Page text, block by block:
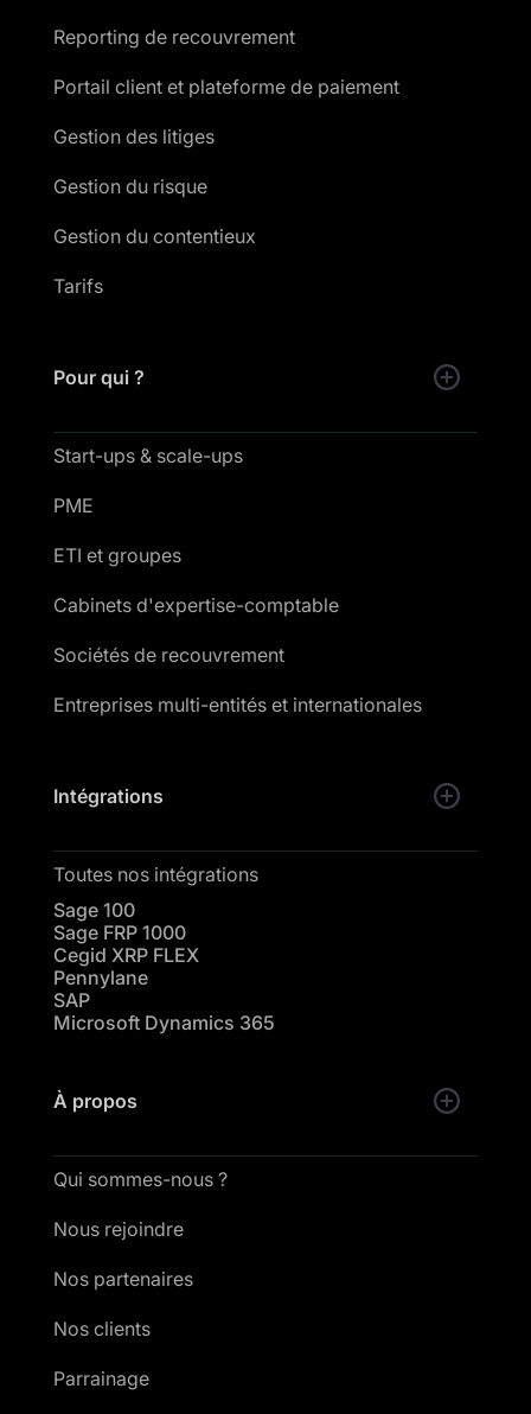
Reporting de recouvrement
Portail client et plateforme de paiement
Gestion des litiges
Gestion du risque
Gestion du contentieux
Tarifs
Pour qui ?
Start-ups & scale-ups
PME
ETI et groupes
Cabinets d'expertise-comptable
Sociétés de recouvrement
Entreprises multi-entités et internationales
Intégrations
Toutes nos intégrations
Sage 100
Sage FRP 1000
Cegid XRP FLEX
Pennylane
SAP
Microsoft Dynamics 365
À propos
Qui sommes-nous ?
Nous rejoindre
Nos partenaires
Nos clients
Parrainage